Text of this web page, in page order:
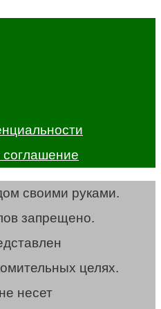
соглашение
своими руками.
запрещено.
целях.
несет